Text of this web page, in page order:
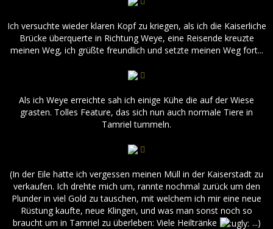
Ich versuchte wieder klaren Kopf zu kriegen, als ich die Kaiserliche
Brücke überquerte in Richtung Weye, eine Reisende kreuzte
meinen Weg, ich grüßte freundlich und setzte meinen Weg fort...
Als ich Weye erreichte sah ich einige Kühe die auf der Wiese
grasten. Tolles Feature, das sich nun auch normale Tiere in
Tamriel tummeln.
(In der Eile hatte ich vergessen meinen Müll in der Kaiserstadt zu
verkaufen. Ich drehte mich um, rannte nochmal zurück um den
Plunder in viel Gold zu tauschen, mit welchem ich mir eine neue
Rüstung kaufte, neue Klingen, und was man sonst noch so
braucht um in Tamriel zu überleben: Viele Heiltränke
...)